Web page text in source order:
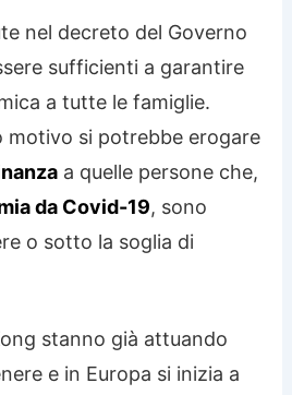
nel decreto del Governo
sufficienti a garantire
a tutte le famiglie.
motivo si potrebbe erogare
a quelle persone che,
da Covid-19, sono
o sotto la soglia di
stanno già attuando
e in Europa si inizia a